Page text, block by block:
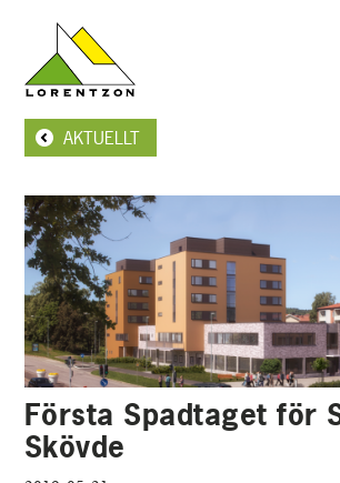
huvudinnehållet
AKTUELLT
Första Spadtaget för
Skövde